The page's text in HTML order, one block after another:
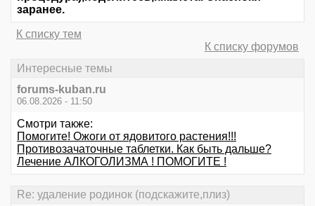
заранее.
К списку тем
К списку форумов
Интересные темы
forums-kuban.ru
06.08.2026 - 11:50
Смотри также:
Помогите! Ожоги от ядовитого растения!!!
Противозачаточные таблетки. Как быть дальше?
Лечение АЛКОГОЛИЗМА ! ПОМОГИТЕ !
Re: удаление родинок (подскажите,плиз)